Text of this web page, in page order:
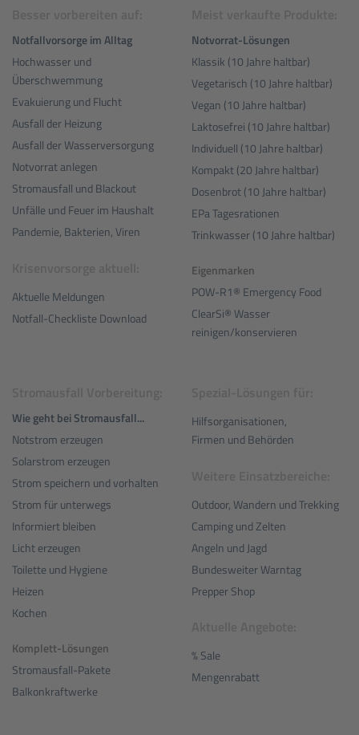
Notfallvorsorge im Alltag
Hochwasser und
Überschwemmung
Evakuierung und Flucht
Ausfall der Heizung
Ausfall der Wasserversorgung
Notvorrat anlegen
Stromausfall und Blackout
Unfälle und Feuer im Haushalt
Pandemie, Bakterien, Viren
Aktuelle Meldungen
Notfall-Checkliste Download
Notvorrat-Lösungen
Klassik (10 Jahre haltbar)
Vegetarisch (10 Jahre haltbar)
Vegan (10 Jahre haltbar)
Laktosefrei (10 Jahre haltbar)
Individuell (10 Jahre haltbar)
Kompakt (20 Jahre haltbar)
Dosenbrot (10 Jahre haltbar)
EPa Tagesrationen
Trinkwasser (10 Jahre haltbar)
Eigenmarken
POW-R1® Emergency Food
ClearSi® Wasser
reinigen/konservieren
Wie geht bei Stromausfall...
Notstrom erzeugen
Solarstrom erzeugen
Strom speichern und vorhalten
Strom für unterwegs
Informiert bleiben
Licht erzeugen
Toilette und Hygiene
Heizen
Kochen
Komplett-Lösungen
Stromausfall-Pakete
Balkonkraftwerke
Hilfsorganisationen,
Firmen und Behörden
Outdoor, Wandern und Trekking
Camping und Zelten
Angeln und Jagd
Bundesweiter Warntag
Prepper Shop
% Sale
Mengenrabatt